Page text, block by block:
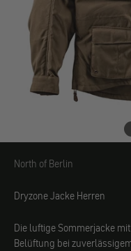
North of Berlin
North of Berlin
Dryzone Jacke Herren
Die luftige Sommerjacke
Belüftung bei